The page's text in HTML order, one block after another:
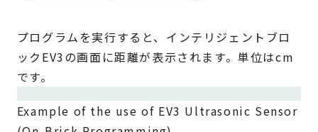
プログラムを実行すると、インテリジェントブロ
ックEV3の画面に距離が表示されます。単位はcm
です。
Example of the use of EV3 Ultrasonic Sensor